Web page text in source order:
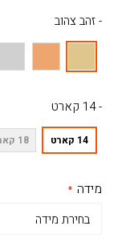
- זהב צהוב
- 14 קארט
14 קארט 18 קארט
מידה